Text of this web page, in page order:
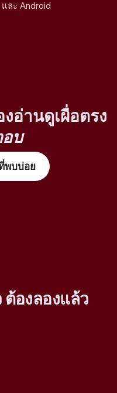
ละ Android
อ่านดูเผื่อตรง
บ
พบบ่อย
องลองแล้ว